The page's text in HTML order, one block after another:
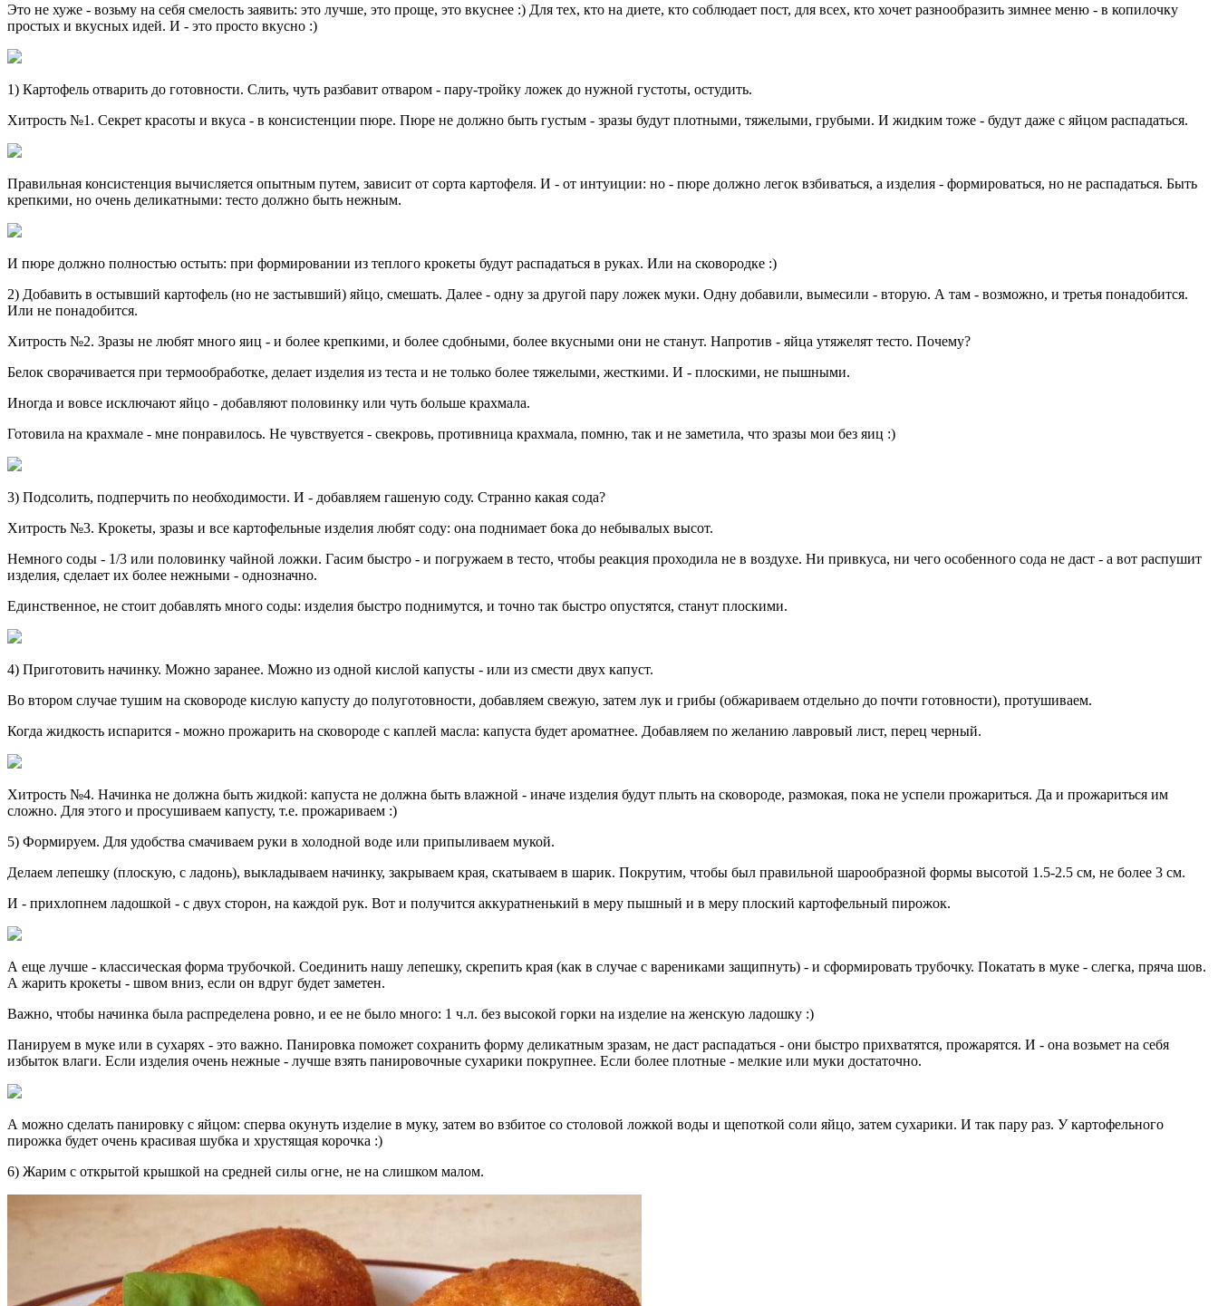
Это не хуже - возьму на себя смелость заявить: это лучше, это проще, это вкуснее :) Для тех, кто на диете, кто соблюдает пост, для всех, кто хочет разнообразить зимнее меню - в копилочку
простых и вкусных идей. И - это просто вкусно :)
1) Картофель отварить до готовности. Слить, чуть разбавит отваром - пару-тройку ложек до нужной густоты, остудить.
Хитрость №1. Секрет красоты и вкуса - в консистенции пюре. Пюре не должно быть густым - зразы будут плотными, тяжелыми, грубыми. И жидким тоже - будут даже с яйцом распадаться.
Правильная консистенция вычисляется опытным путем, зависит от сорта картофеля. И - от интуиции: но - пюре должно легок взбиваться, а изделия - формироваться, но не распадаться. Быть
крепкими, но очень деликатными: тесто должно быть нежным.
И пюре должно полностью остыть: при формировании из теплого крокеты будут распадаться в руках. Или на сковородке :)
2) Добавить в остывший картофель (но не застывший) яйцо, смешать. Далее - одну за другой пару ложек муки. Одну добавили, вымесили - вторую. А там - возможно, и третья понадобится.
Или не понадобится.
Хитрость №2. Зразы не любят много яиц - и более крепкими, и более сдобными, более вкусными они не станут. Напротив - яйца утяжелят тесто. Почему?
Белок сворачивается при термообработке, делает изделия из теста и не только более тяжелыми, жесткими. И - плоскими, не пышными.
Иногда и вовсе исключают яйцо - добавляют половинку или чуть больше крахмала.
Готовила на крахмале - мне понравилось. Не чувствуется - свекровь, противница крахмала, помню, так и не заметила, что зразы мои без яиц :)
3) Подсолить, подперчить по необходимости. И - добавляем гашеную соду. Странно какая сода?
Хитрость №3. Крокеты, зразы и все картофельные изделия любят соду: она поднимает бока до небывалых высот.
Немного соды - 1/3 или половинку чайной ложки. Гасим быстро - и погружаем в тесто, чтобы реакция проходила не в воздухе. Ни привкуса, ни чего особенного сода не даст - а вот распушит
изделия, сделает их более нежными - однозначно.
Единственное, не стоит добавлять много соды: изделия быстро поднимутся, и точно так быстро опустятся, станут плоскими.
4) Приготовить начинку. Можно заранее. Можно из одной кислой капусты - или из смести двух капуст.
Во втором случае тушим на сковороде кислую капусту до полуготовности, добавляем свежую, затем лук и грибы (обжариваем отдельно до почти готовности), протушиваем.
Когда жидкость испарится - можно прожарить на сковороде с каплей масла: капуста будет ароматнее. Добавляем по желанию лавровый лист, перец черный.
Хитрость №4. Начинка не должна быть жидкой: капуста не должна быть влажной - иначе изделия будут плыть на сковороде, размокая, пока не успели прожариться. Да и прожариться им
сложно. Для этого и просушиваем капусту, т.е. прожариваем :)
5) Формируем. Для удобства смачиваем руки в холодной воде или припыливаем мукой.
Делаем лепешку (плоскую, с ладонь), выкладываем начинку, закрываем края, скатываем в шарик. Покрутим, чтобы был правильной шарообразной формы высотой 1.5-2.5 см, не более 3 см.
И - прихлопнем ладошкой - с двух сторон, на каждой рук. Вот и получится аккуратненький в меру пышный и в меру плоский картофельный пирожок.
А еще лучше - классическая форма трубочкой. Соединить нашу лепешку, скрепить края (как в случае с варениками защипнуть) - и сформировать трубочку. Покатать в муке - слегка, пряча шов.
А жарить крокеты - швом вниз, если он вдруг будет заметен.
Важно, чтобы начинка была распределена ровно, и ее не было много: 1 ч.л. без высокой горки на изделие на женскую ладошку :)
Панируем в муке или в сухарях - это важно. Панировка поможет сохранить форму деликатным зразам, не даст распадаться - они быстро прихватятся, прожарятся. И - она возьмет на себя
избыток влаги. Если изделия очень нежные - лучше взять панировочные сухарики покрупнее. Если более плотные - мелкие или муки достаточно.
А можно сделать панировку с яйцом: сперва окунуть изделие в муку, затем во взбитое со столовой ложкой воды и щепоткой соли яйцо, затем сухарики. И так пару раз. У картофельного
пирожка будет очень красивая шубка и хрустящая корочка :)
6) Жарим с открытой крышкой на средней силы огне, не на слишком малом.